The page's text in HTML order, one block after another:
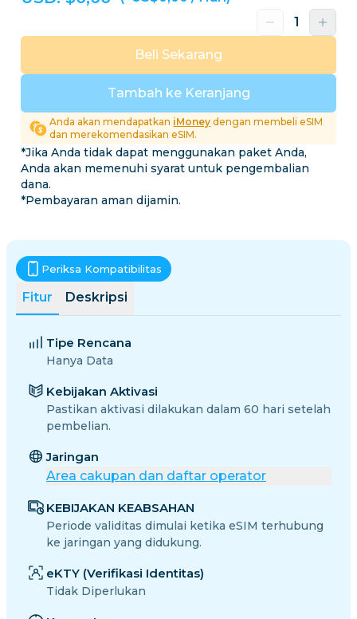
Tambah ke Keranjang
Beli Sekarang
Anda akan mendapatkan iMoney dengan membeli eSIM
dan merekomendasikan eSIM.
*Jika Anda tidak dapat menggunakan paket Anda,
Anda akan memenuhi syarat untuk pengembalian
dana.
*Pembayaran aman dijamin.
Fitur Deskripsi
Periksa Kompatibilitas
Tipe Rencana
Hanya Data
Kebijakan Aktivasi
Pastikan aktivasi dilakukan dalam 60 hari setelah
pembelian.
Jaringan
Area cakupan dan daftar operator
KEBIJAKAN KEABSAHAN
Periode validitas dimulai ketika eSIM terhubung
ke jaringan yang didukung.
eKTY (Verifikasi Identitas)
Tidak Diperlukan